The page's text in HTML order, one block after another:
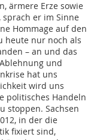
ärmere Erze sowie
er im Sinne
Hommage auf den
heute nur noch als
– an und das
und
hat uns
wird uns
politisches Handeln
stoppen. Sachsen
in der die
fixiert sind,